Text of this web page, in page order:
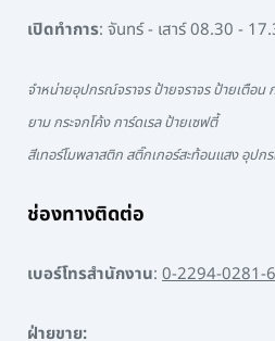
เปิดทำการ: จันทร์ - เสาร์ 08.30 -
จำหน่ายอุปกรณ์จราจร ป้ายจราจร ป้ายเตือน
ยาม กระจกโค้ง การ์ดเรล ป้ายเซฟตี้
สีเทอร์โมพลาสติก สติ๊กเกอร์สะท้อนแสง อุป
ช่องทางติดต่อ
เบอร์โทรสำนักงาน: 0-2294-0281-6
ฝ่ายขาย: